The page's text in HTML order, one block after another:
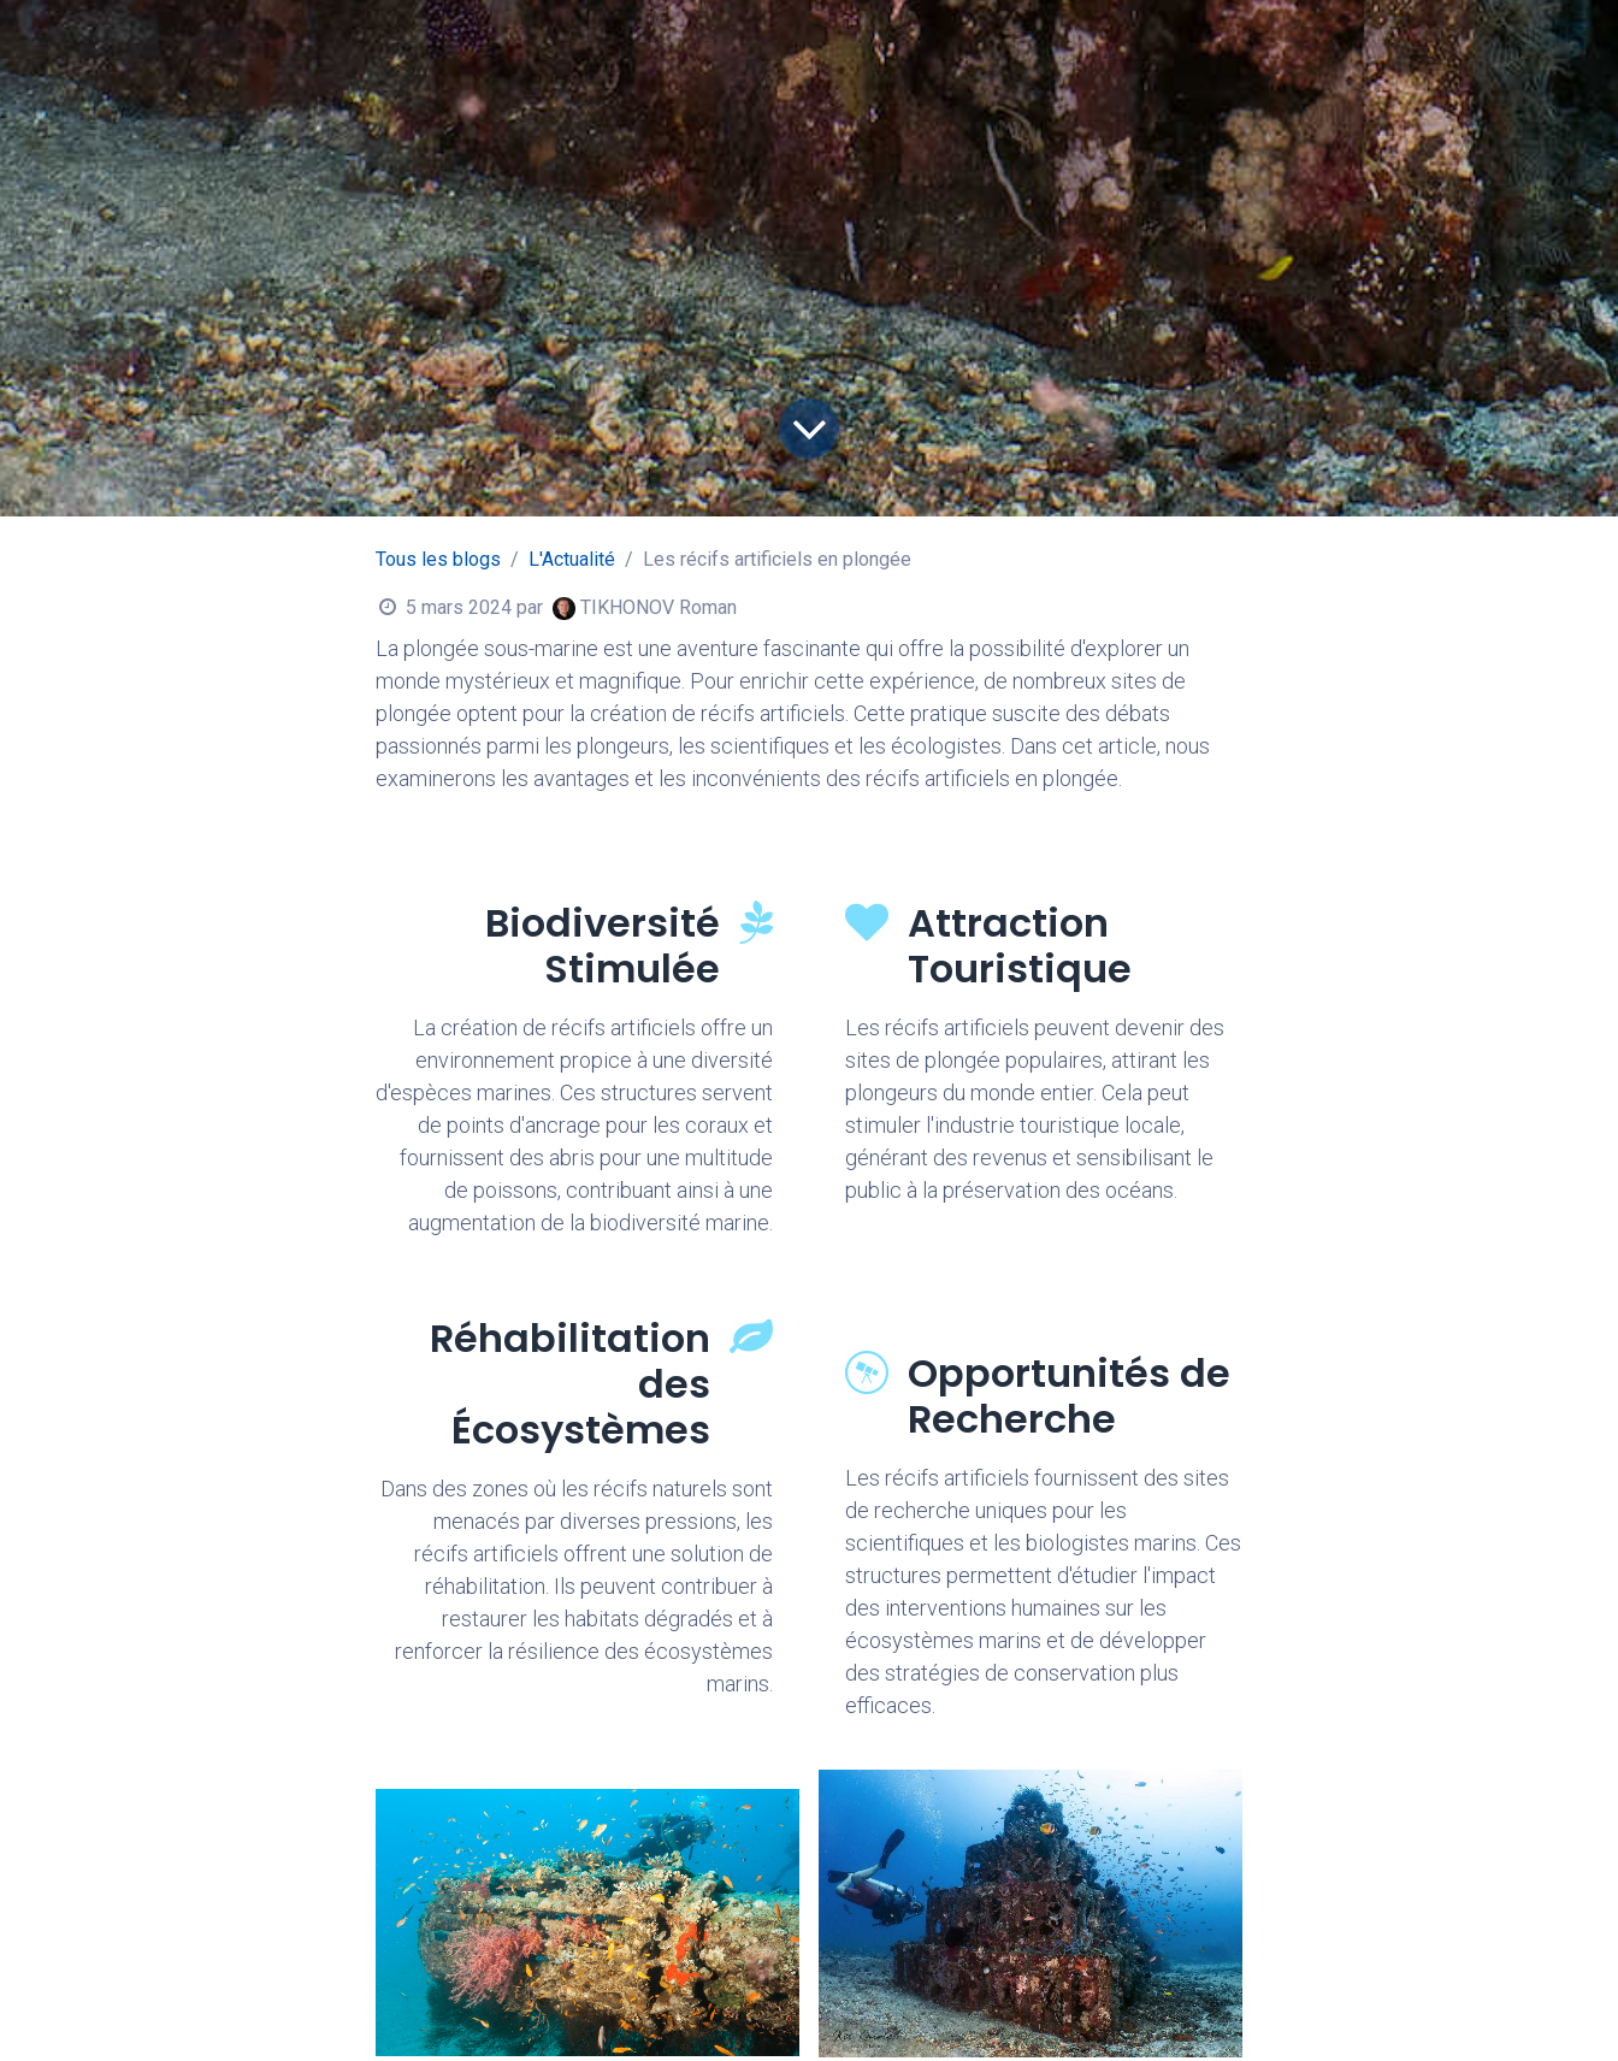
Tous les blogs L'Actualité Les récifs artificiels en plongée
5 mars 2024 par TIKHONOV Roman
La plongée sous-marine est une aventure fascinante qui offre la possibilité d'explorer un
monde mystérieux et magnifique. Pour enrichir cette expérience, de nombreux sites de
plongée optent pour la création de récifs artificiels. Cette pratique suscite des débats
passionnés parmi les plongeurs, les scientifiques et les écologistes. Dans cet article, nous
examinerons les avantages et les inconvénients des récifs artificiels en plongée.
Biodiversité
Stimulée
La création de récifs artificiels offre un
environnement propice à une diversité
d'espèces marines. Ces structures servent
de points d'ancrage pour les coraux et
fournissent des abris pour une multitude
de poissons, contribuant ainsi à une
augmentation de la biodiversité marine.
Réhabilitation
des
Écosystèmes
Dans des zones où les récifs naturels sont
menacés par diverses pressions, les
récifs artificiels offrent une solution de
réhabilitation. Ils peuvent contribuer à
restaurer les habitats dégradés et à
renforcer la résilience des écosystèmes
marins.
Attraction
Touristique
Les récifs artificiels peuvent devenir des
sites de plongée populaires, attirant les
plongeurs du monde entier. Cela peut
stimuler l'industrie touristique locale,
générant des revenus et sensibilisant le
public à la préservation des océans.
Opportunités de
Recherche
Les récifs artificiels fournissent des sites
de recherche uniques pour les
scientifiques et les biologistes marins. Ces
structures permettent d'étudier l'impact
des interventions humaines sur les
écosystèmes marins et de développer
des stratégies de conservation plus
efficaces.